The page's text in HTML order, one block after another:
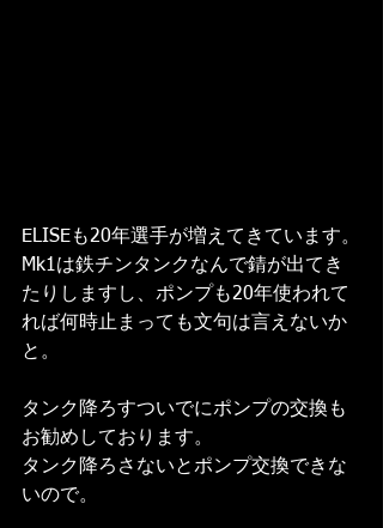
ELISEも20年選手が増えてきています。
Mk1は鉄チンタンクなんで錆が出てき
たりしますし、ポンプも20年使われて
れば何時止まっても文句は言えないか
と。
タンク降ろすついでにポンプの交換も
お勧めしております。
タンク降ろさないとポンプ交換できな
いので。